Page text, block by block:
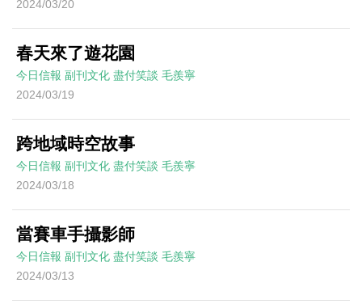
2024/03/20
春天來了遊花園
今日信報 副刊文化 盡付笑談 毛羨寧
2024/03/19
跨地域時空故事
今日信報 副刊文化 盡付笑談 毛羨寧
2024/03/18
當賽車手攝影師
今日信報 副刊文化 盡付笑談 毛羨寧
2024/03/13